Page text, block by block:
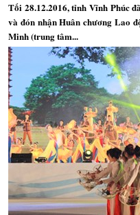
Tối 28.12.2016, tỉnh Vĩnh Phúc
và đón nhận Huân chương Lao
Minh (trung tâm...